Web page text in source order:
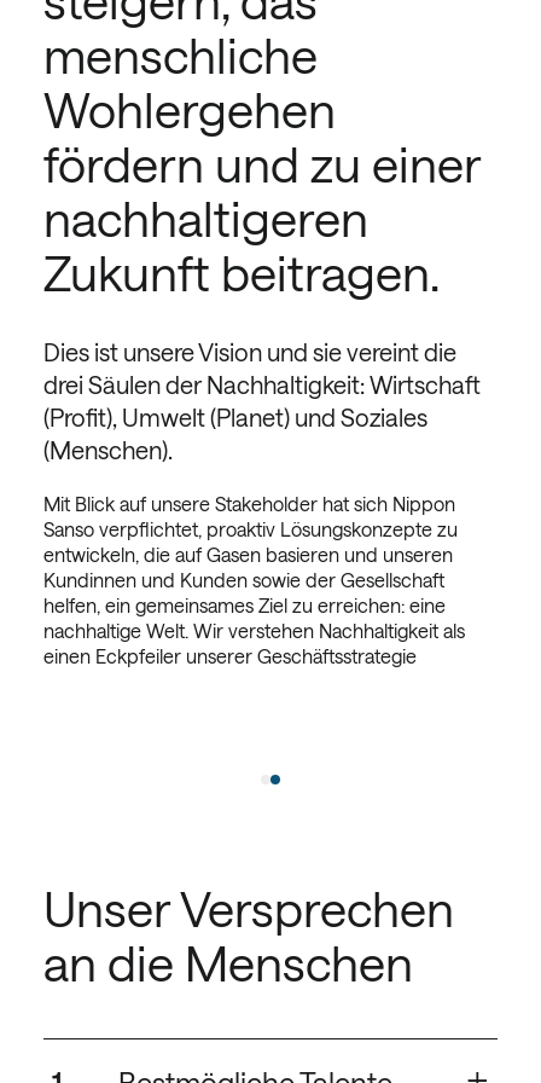
menschliche
Wohlergehen
fördern und zu einer
nachhaltigeren
Zukunft beitragen.
Dies ist unsere Vision und sie vereint die
drei Säulen der Nachhaltigkeit: Wirtschaft
(Profit), Umwelt (Planet) und Soziales
(Menschen).
Mit Blick auf unsere Stakeholder hat sich Nippon
Sanso verpflichtet, proaktiv Lösungskonzepte zu
entwickeln, die auf Gasen basieren und unseren
Kundinnen und Kunden sowie der Gesellschaft
helfen, ein gemeinsames Ziel zu erreichen: eine
nachhaltige Welt. Wir verstehen Nachhaltigkeit als
einen Eckpfeiler unserer Geschäftsstrategie
Unser Versprechen
an die Menschen